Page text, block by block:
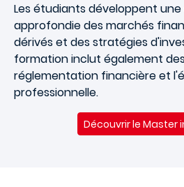
Les étudiants développent
approfondie des marchés
dérivés et des stratégies
formation inclut également
réglementation financière et
professionnelle.
Découvrir le Master